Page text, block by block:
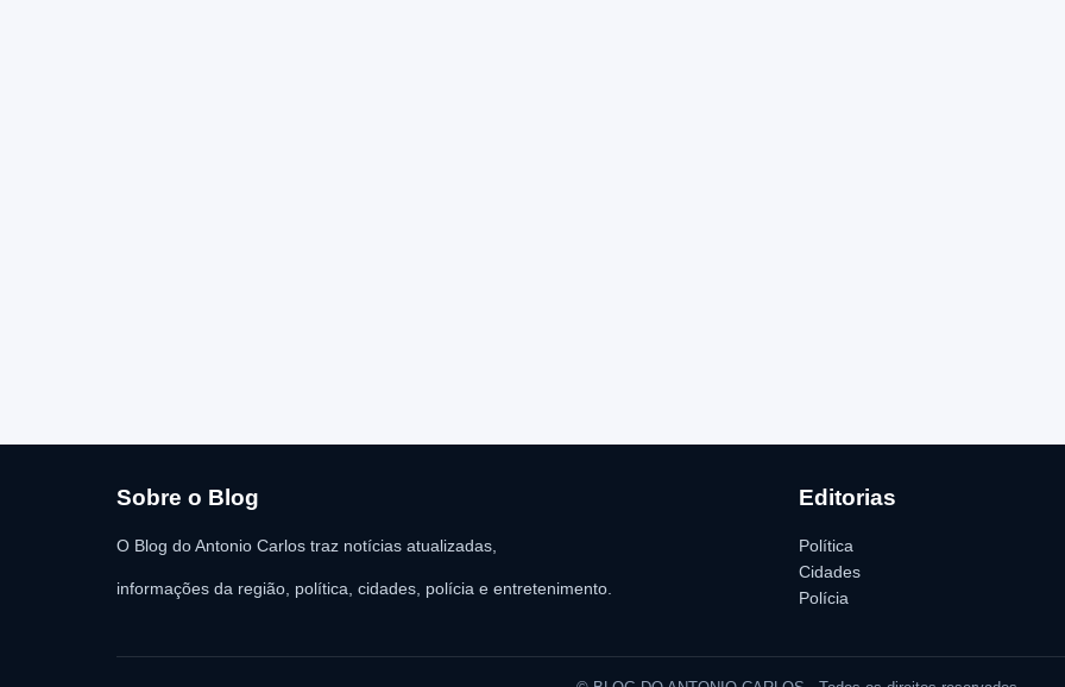
Sobre o Blog
O Blog do Antonio Carlos traz notícias atualizadas,
informações da região, política, cidades, polícia e entretenimento.
Editorias
Política
Cidades
Polícia